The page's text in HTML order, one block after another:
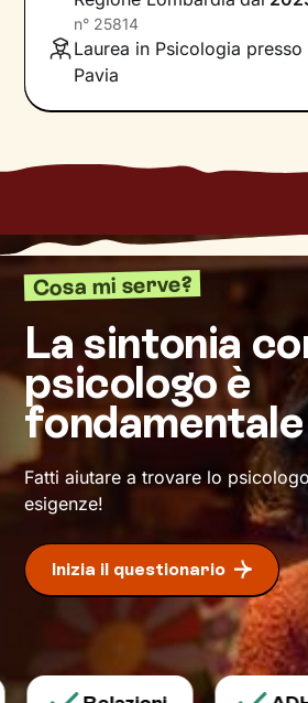
senza temere il giudizio.
tuoi bisogni, individueremo gli
poni e porteremo alla luce
avere.
Lavoreremo sulle tue emozioni,
delle tue relazioni, sulla
pensiero e comportamento
un livello di benessere sempre
n° 25814
Laurea in Psicologia
Pavia
Cosa mi serve?
La sintonia
psicologo è
fondamentale
Fatti aiutare a trovare lo
esigenze!
Inizia il questionario